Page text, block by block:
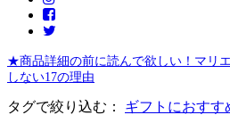
★商品詳細の前に読んで欲しい！マリ
しない17の理由
タグで絞り込む： ギフトにおすす